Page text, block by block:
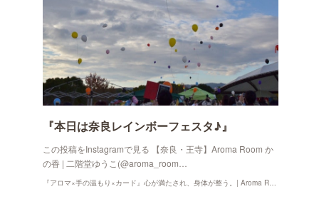
『本日は奈良レインボーフェスタ♪』
この投稿をInstagramで見る 【奈良・王寺】Aroma Room か
の香 | 二階堂ゆうこ(@aroma_room…
『アロマ×手の温もり×カード』心が満たされ、身体が整う。| Aroma Room かの香